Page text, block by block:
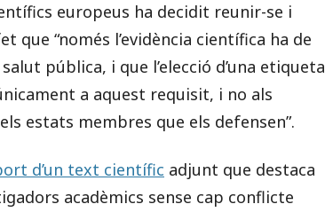
europeus ha decidit reunir-se i
“només l’evidència científica ha de
pública, i que l’elecció d’una etiqueta
a aquest requisit, i no als
estats membres que els defensen”.
d’un text científic adjunt que destaca
acadèmics sense cap conflicte